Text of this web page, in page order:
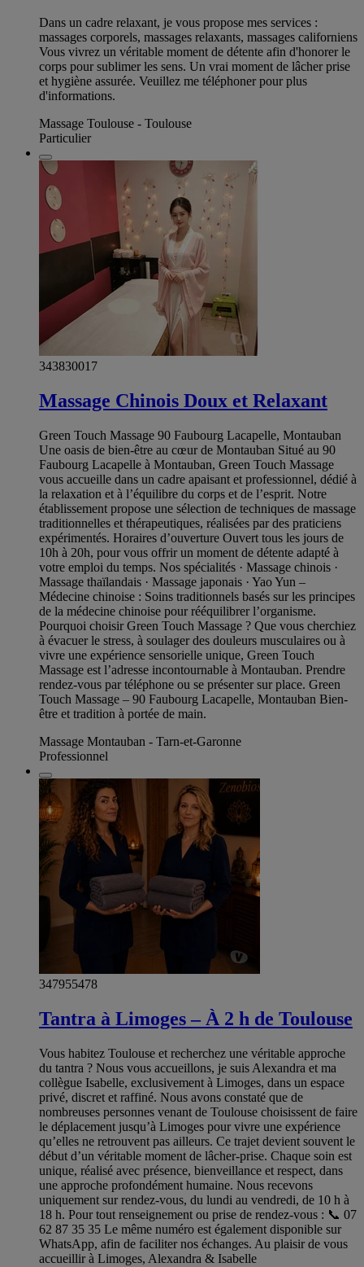
Dans un cadre relaxant, je vous propose mes services :
massages corporels, massages relaxants, massages californiens
Vous vivrez un véritable moment de détente afin d'honorer le
corps pour sublimer les sens. Un vrai moment de lâcher prise
et hygiène assurée. Veuillez me téléphoner pour plus
d'informations.
Massage Toulouse - Toulouse
Particulier
343830017
Massage Chinois Doux et Relaxant
Green Touch Massage 90 Faubourg Lacapelle, Montauban
Une oasis de bien-être au cœur de Montauban Situé au 90
Faubourg Lacapelle à Montauban, Green Touch Massage
vous accueille dans un cadre apaisant et professionnel, dédié à
la relaxation et à l’équilibre du corps et de l’esprit. Notre
établissement propose une sélection de techniques de massage
traditionnelles et thérapeutiques, réalisées par des praticiens
expérimentés. Horaires d’ouverture Ouvert tous les jours de
10h à 20h, pour vous offrir un moment de détente adapté à
votre emploi du temps. Nos spécialités · Massage chinois ·
Massage thaïlandais · Massage japonais · Yao Yun –
Médecine chinoise : Soins traditionnels basés sur les principes
de la médecine chinoise pour rééquilibrer l’organisme.
Pourquoi choisir Green Touch Massage ? Que vous cherchiez
à évacuer le stress, à soulager des douleurs musculaires ou à
vivre une expérience sensorielle unique, Green Touch
Massage est l’adresse incontournable à Montauban. Prendre
rendez-vous par téléphone ou se présenter sur place. Green
Touch Massage – 90 Faubourg Lacapelle, Montauban Bien-
être et tradition à portée de main.
Massage Montauban - Tarn-et-Garonne
Professionnel
347955478
Tantra à Limoges – À 2 h de Toulouse
Vous habitez Toulouse et recherchez une véritable approche
du tantra ? Nous vous accueillons, je suis Alexandra et ma
collègue Isabelle, exclusivement à Limoges, dans un espace
privé, discret et raffiné. Nous avons constaté que de
nombreuses personnes venant de Toulouse choisissent de faire
le déplacement jusqu’à Limoges pour vivre une expérience
qu’elles ne retrouvent pas ailleurs. Ce trajet devient souvent le
début d’un véritable moment de lâcher-prise. Chaque soin est
unique, réalisé avec présence, bienveillance et respect, dans
une approche profondément humaine. Nous recevons
uniquement sur rendez-vous, du lundi au vendredi, de 10 h à
18 h. Pour tout renseignement ou prise de rendez-vous : 📞 07
62 87 35 35 Le même numéro est également disponible sur
WhatsApp, afin de faciliter nos échanges. Au plaisir de vous
accueillir à Limoges, Alexandra & Isabelle